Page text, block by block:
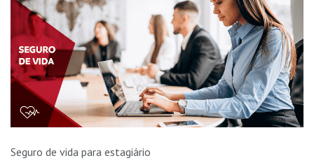
Seguro de vida para estagiário